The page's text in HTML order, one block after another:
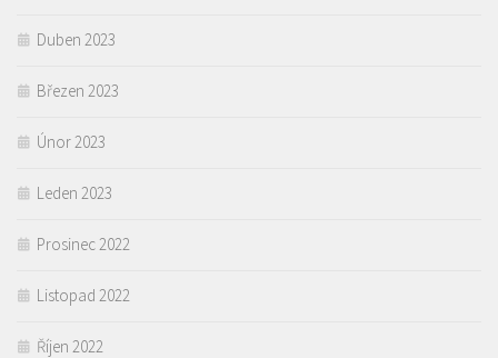
Duben 2023
Březen 2023
Únor 2023
Leden 2023
Prosinec 2022
Listopad 2022
Říjen 2022